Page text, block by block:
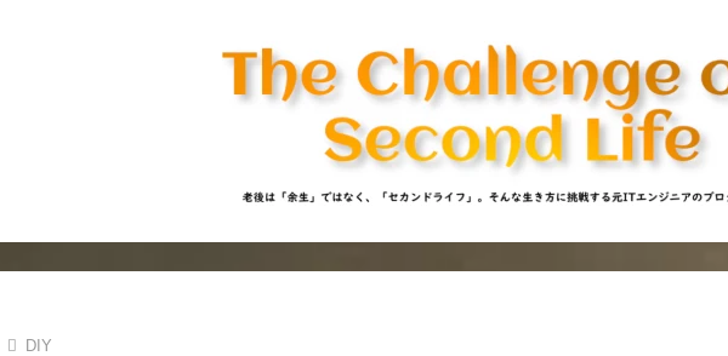
DIY